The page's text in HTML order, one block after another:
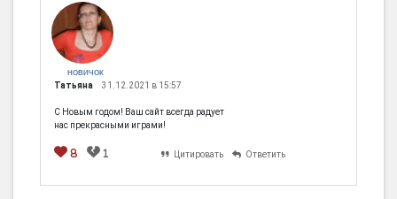
НОВИЧОК
Татьяна 31.12.2021 в 15:57
С Новым годом! Ваш сайт всегда радует
нас прекрасными играми!
8 1 Цитировать Ответить